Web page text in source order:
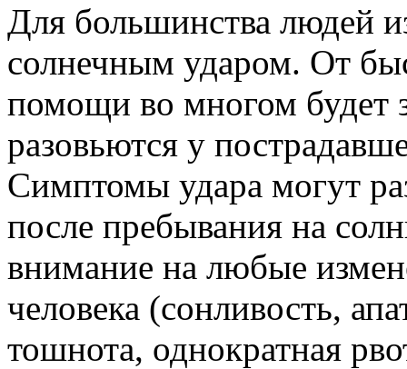
Для большинства людей
солнечным ударом. От
помощи во многом будет
разовьются у
Симптомы удара могут
после пребывания на
внимание на любые
человека (сонливость,
тошнота, однократная